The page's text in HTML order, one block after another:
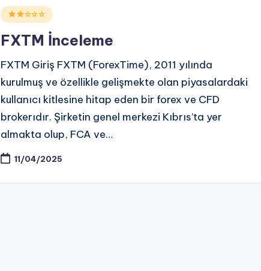
Posted☆☆☆
FXTM İnceleme
FXTM Giriş FXTM (ForexTime), 2011 yılında
kurulmuş ve özellikle gelişmekte olan piyasalardaki
kullanıcı kitlesine hitap eden bir forex ve CFD
brokerıdır. Şirketin genel merkezi Kıbrıs’ta yer
almakta olup, FCA ve…
11/04/2025